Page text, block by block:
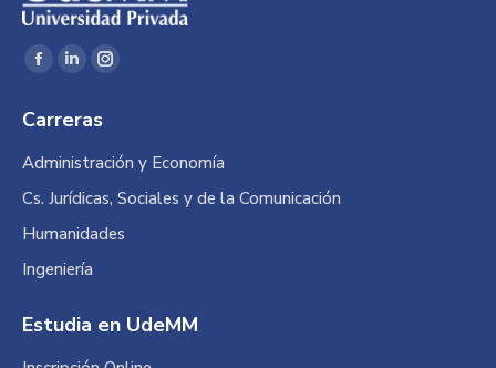
Encuéntranos en:
Facebook
opens
in
new
Linkedin
opens
in
new
Instagram
in
new
Carreras
Administración y Economía
Cs. Jurídicas, Sociales y de la Comunicación
Humanidades
Ingeniería
Estudia en UdeMM